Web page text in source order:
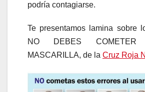
podría contagiarse.
Te presentamos lamina sobre
NO DEBES
MASCARILLA, de la Cruz Roja